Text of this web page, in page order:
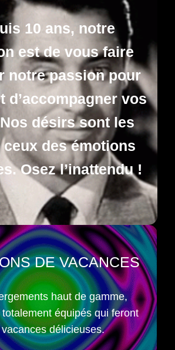
10 ans, notre
est de vous faire
notre passion pour
d’accompagner vos
désirs sont les
des émotions
Osez l’inattendu !
DE VACANCES
haut de gamme,
équipés qui feront
délicieuses.